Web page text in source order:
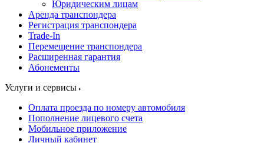
Юридическим лицам
Аренда транспондера
Регистрация транспондера
Trade-In
Перемещение транспондера
Расширенная гарантия
Абонементы
Услуги и сервисы
Оплата проезда по номеру автомобиля
Пополнение лицевого счета
Мобильное приложение
Личный кабинет